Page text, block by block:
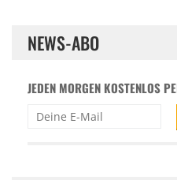
NEWS-ABO
JEDEN MORGEN KOSTENLOS